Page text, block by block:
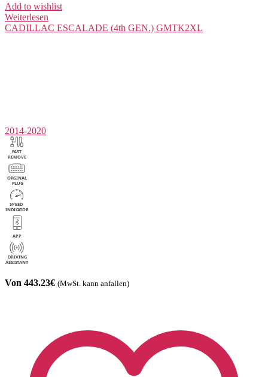
Add to wishlist
Weiterlesen
CADILLAC ESCALADE (4th GEN.) GMTK2XL
2014-2020
Von 443.23€ (MwSt. kann anfallen)